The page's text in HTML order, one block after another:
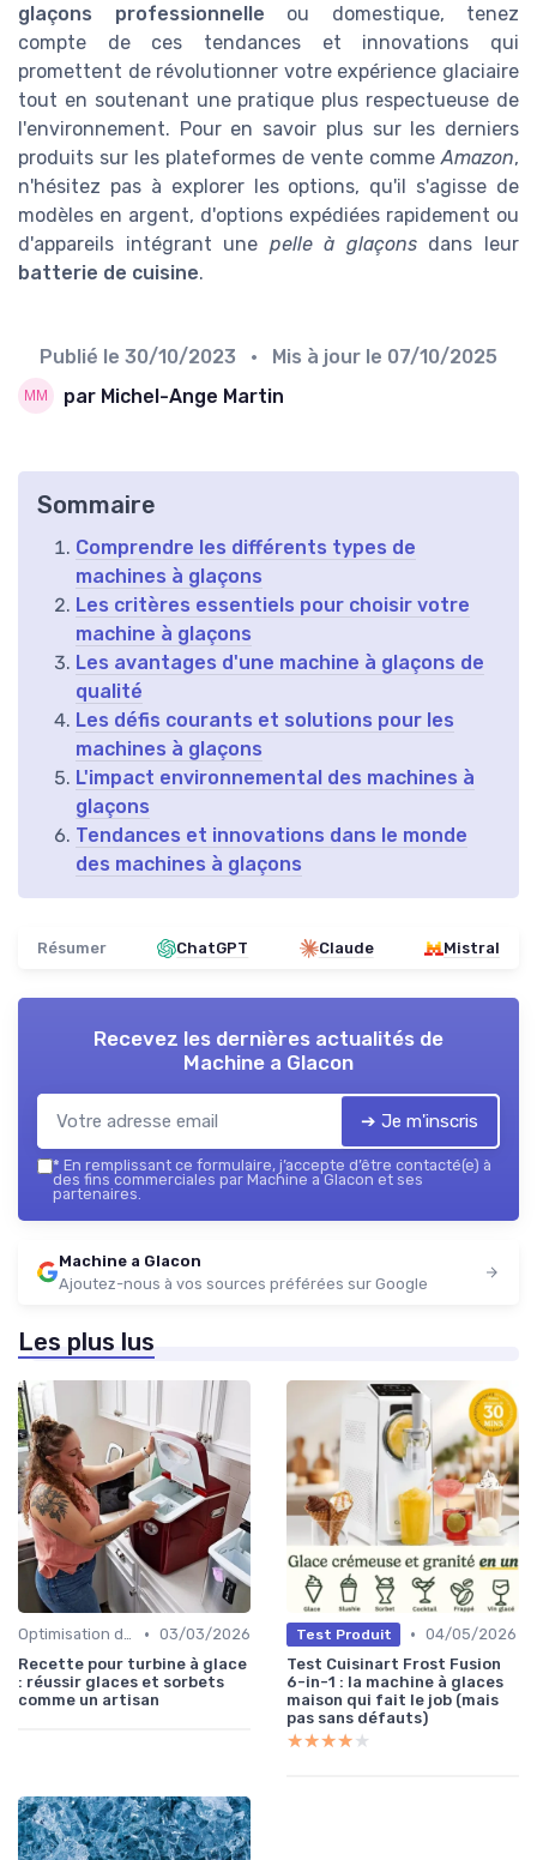
glaçons professionnelle ou domestique, tenez
compte de ces tendances et innovations qui
promettent de révolutionner votre expérience glaciaire
tout en soutenant une pratique plus respectueuse de
l'environnement. Pour en savoir plus sur les derniers
produits sur les plateformes de vente commeAmazon,
n'hésitez pas à explorer les options, qu'il s'agisse de
modèles en argent, d'options expédiées rapidement ou
d'appareils intégrant une pelle à glaçonsdans leur
batterie de cuisine.
Publié le 30/10/2023 • Mis à jour le 07/10/2025
par Michel-Ange Martin
Sommaire
Comprendre les différents types de
machines à glaçons
Les critères essentiels pour choisir votre
machine à glaçons
Les avantages d'une machine à glaçons de
qualité
Les défis courants et solutions pour les
machines à glaçons
L'impact environnemental des machines à
glaçons
Tendances et innovations dans le monde
des machines à glaçons
Résumer ChatGPT Claude Mistral
Recevez les dernières actualités de
Machine a Glacon
➔ Je m'inscris
* En remplissant ce formulaire, j’accepte d’être contacté(e) à
des fins commerciales par Machine a Glacon et ses
partenaires.
Machine a Glacon
Ajoutez-nous à vos sources préférées sur Google
Les plus lus
Optimisation de Production • 03/03/2026
Recette pour turbine à glace
: réussir glaces et sorbets
comme un artisan
Test Produit • 04/05/2026
Test Cuisinart Frost Fusion
6-in-1 : la machine à glaces
maison qui fait le job (mais
pas sans défauts)
★★★★★
★★★★★